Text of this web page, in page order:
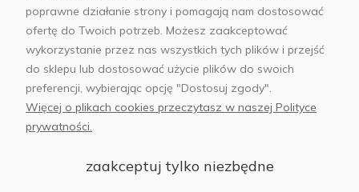
sklep@abfoto.pl
+48 797 971 275
poprawne działanie strony i pomagają nam dostosować
ofertę do Twoich potrzeb. Możesz zaakceptować
wykorzystanie przez nas wszystkich tych plików i przejść
do sklepu lub dostosować użycie plików do swoich
preferencji, wybierając opcję "Dostosuj zgody".
Więcej o plikach cookies przeczytasz w naszej Polityce
prywatności.
zaakceptuj tylko niezbędne